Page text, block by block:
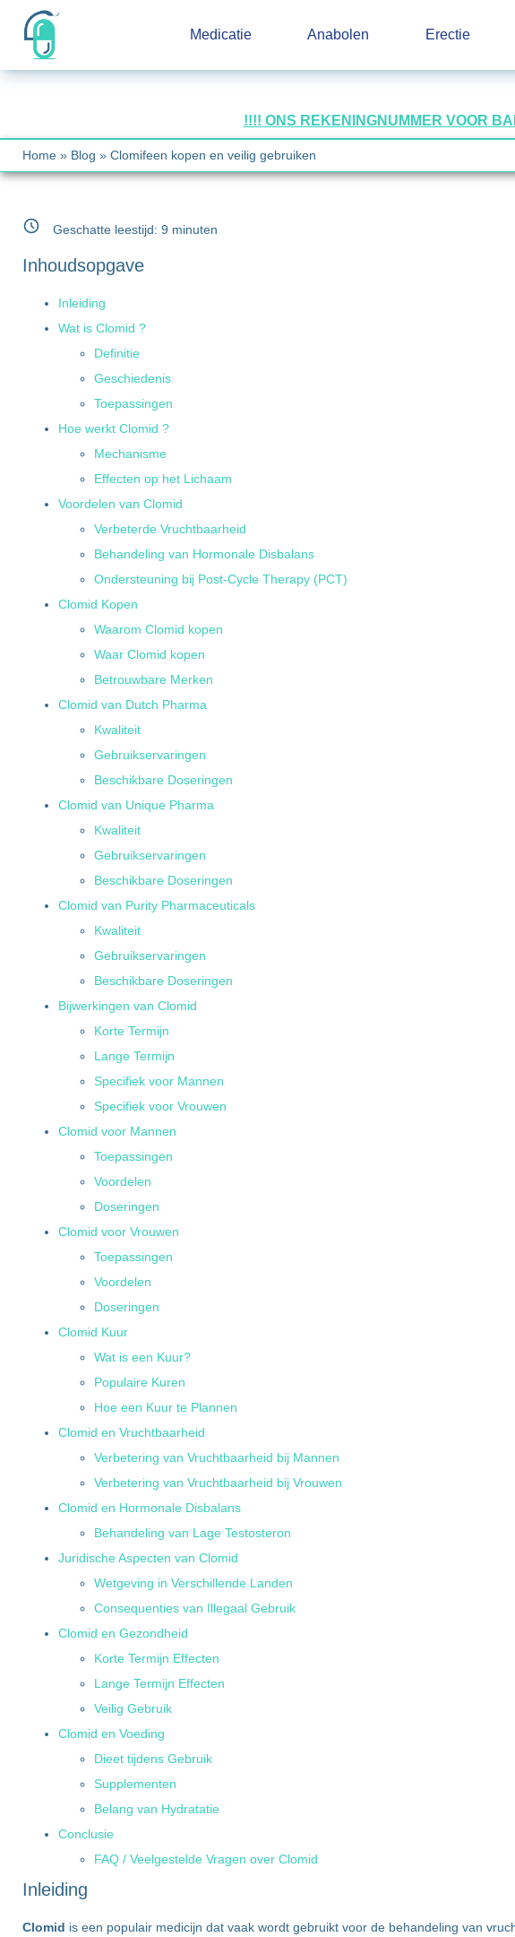
Medicatie Anabolen Erectie
!!!! ONS REKENINGNUMMER VOOR
Home » Blog » Clomifeen kopen en veilig gebruiken
Geschatte leestijd: 9 minuten
Inhoudsopgave
Inleiding
Wat is Clomid ?
Definitie
Geschiedenis
Toepassingen
Hoe werkt Clomid ?
Mechanisme
Effecten op het Lichaam
Voordelen van Clomid
Verbeterde Vruchtbaarheid
Behandeling van Hormonale Disbalans
Ondersteuning bij Post-Cycle Therapy (PCT)
Clomid Kopen
Waarom Clomid kopen
Waar Clomid kopen
Betrouwbare Merken
Clomid van Dutch Pharma
Kwaliteit
Gebruikservaringen
Beschikbare Doseringen
Clomid van Unique Pharma
Kwaliteit
Gebruikservaringen
Beschikbare Doseringen
Clomid van Purity Pharmaceuticals
Kwaliteit
Gebruikservaringen
Beschikbare Doseringen
Bijwerkingen van Clomid
Korte Termijn
Lange Termijn
Specifiek voor Mannen
Specifiek voor Vrouwen
Clomid voor Mannen
Toepassingen
Voordelen
Doseringen
Clomid voor Vrouwen
Toepassingen
Voordelen
Doseringen
Clomid Kuur
Wat is een Kuur?
Populaire Kuren
Hoe een Kuur te Plannen
Clomid en Vruchtbaarheid
Verbetering van Vruchtbaarheid bij Mannen
Verbetering van Vruchtbaarheid bij Vrouwen
Clomid en Hormonale Disbalans
Behandeling van Lage Testosteron
Juridische Aspecten van Clomid
Wetgeving in Verschillende Landen
Consequenties van Illegaal Gebruik
Clomid en Gezondheid
Korte Termijn Effecten
Lange Termijn Effecten
Veilig Gebruik
Clomid en Voeding
Dieet tijdens Gebruik
Supplementen
Belang van Hydratatie
Conclusie
FAQ / Veelgestelde Vragen over Clomid
Inleiding
Clomid is een populair medicijn dat vaak wordt gebruikt voor de behandeling van